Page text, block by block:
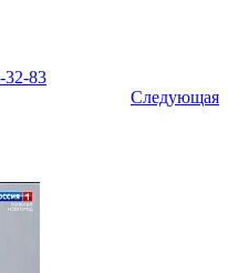
32-83
Следующая